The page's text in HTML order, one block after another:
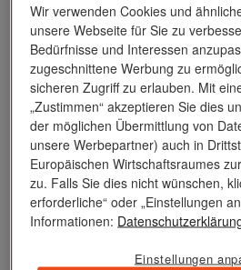
machte da die Überraschungsreise
Gäste haben darüber abgestimmt,
Bord des Schiffes während der
Istanbul nach Venedig war auch
Expertin der Süddeutschen Zeitung.
geführt mit Kapitän Mark Behrend.
der Ehre: “Wenn 340 Gäste
ist der Kapitän ja quasi nur deren
Die kluge Antwort von Kapitän
Interviews lesen Sie im Interview von
Wir verwenden Cookies und
unsere Webseite für Sie zu
Bedürfnisse und Interessen
zugeschnittene Werbung zu
sicheren Zugriff zu erlauben. Mit
„Zustimmen“ akzeptieren Sie dies
der möglichen Übermittlung von
unsere Werbepartner) auch in
Europäischen Wirtschaftsraumes
zu. Falls Sie dies nicht wünschen,
erforderliche“ oder „Einstellungen
Informationen:
Einstellungen